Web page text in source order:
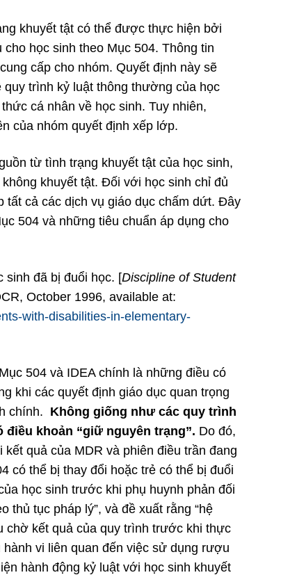
khuyết tật có thể được thực hiện bởi
học sinh theo Mục 504. Thông tin
cấp cho nhóm. Quyết định này sẽ
trình kỷ luật thông thường của học
cá nhân về học sinh. Tuy nhiên,
của nhóm quyết định xếp lớp.
từ tình trạng khuyết tật của học sinh,
khuyết tật. Đối với học sinh chỉ đủ
tất cả các dịch vụ giáo dục chấm dứt. Đây
504 và những tiêu chuẩn áp dụng cho
sinh đã bị đuổi học. [Discipline of Student
October 1996, available at:
with-disabilities-in-elementary-
504 và IDEA chính là những điều có
khi các quyết định giáo dục quan trọng
chính. Không giống như các quy trình
điều khoản “giữ nguyên trạng”. Do đó,
quả của MDR và phiên điều trần đang
có thể bị thay đổi hoặc trẻ có thể bị đuổi
học sinh trước khi phụ huynh phản đối
thủ tục pháp lý”, và đề xuất rằng “hệ
chờ kết quả của quy trình trước khi thực
vi liên quan đến việc sử dụng rượu
hành động kỷ luật với học sinh khuyết